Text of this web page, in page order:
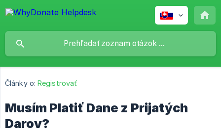
Články o: Registrovať
Musím Platiť Dane z Prijatých
Darov?